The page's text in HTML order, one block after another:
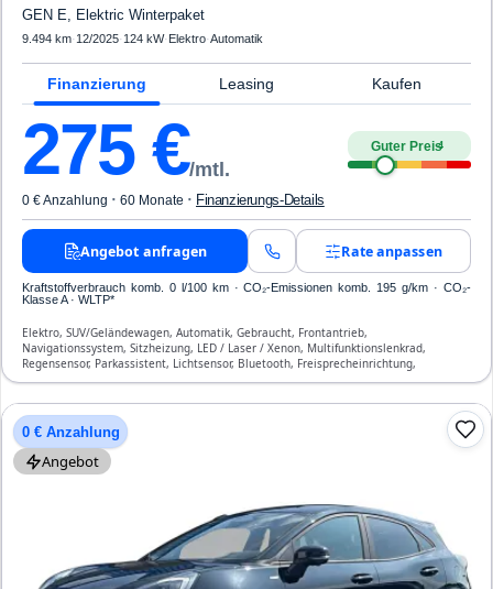
GEN E, Elektric Winterpaket
9.494 km· 12/2025· 124 kW· Elektro·Automatik
Finanzierung Leasing Kaufen
275€/mtl.
Guter Preis4
0 € Anzahlung · 60 Monate · Finanzierungs-Details
Angebot anfragen Rate anpassen
Kraftstoffverbrauch komb. 0 l/100 km · CO₂-Emissionen komb. 195 g/km · CO₂-
Klasse A · WLTP*
Elektro, SUV/Geländewagen, Automatik, Gebraucht, Frontantrieb,
Navigationssystem, Sitzheizung, LED / Laser / Xenon, Multifunktionslenkrad,
Regensensor, Parkassistent, Lichtsensor, Bluetooth, Freisprecheinrichtung,
Verkehrszeichen-Erkennung, ESP, ABS, Klimaautomatik, Front-, Seiten- und weitere
0 € Anzahlung
Angebot